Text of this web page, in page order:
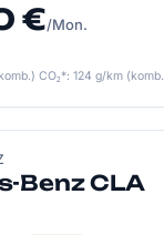
€/Mon.
CO₂*: 124 g/km
Benz CLA